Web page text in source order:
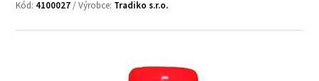
Kód: 4100027/ Výrobce: Tradiko s.r.o.